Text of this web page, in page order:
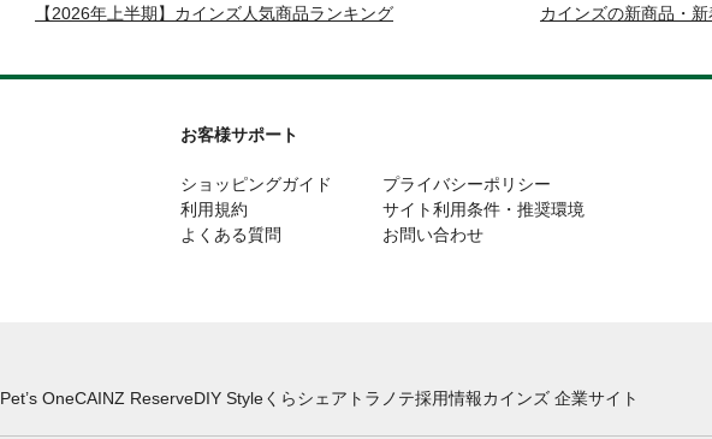
【2026年上半期】カインズ人気商品ランキング カインズの新商品・新
お客様サポート
ショッピングガイド
利用規約
よくある質問
プライバシーポリシー
サイト利用条件・推奨環境
お問い合わせ
Pet’s OneCAINZ ReserveDIY Styleくらシェア トラノテ採用情報カインズ 企業サイト